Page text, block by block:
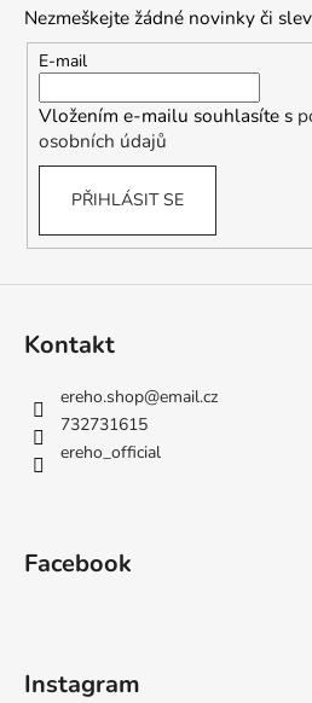
a
c
r
ý
p
Nezmeškejte žádné novinky či
E-mail
Vložením e-mailu souhlasíte s
osobních údajů
PŘIHLÁSIT SE
Kontakt
ereho.shop@email.cz
732731615
ereho_official
Facebook
Instagram